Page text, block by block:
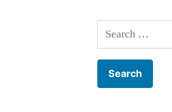
Search
for: